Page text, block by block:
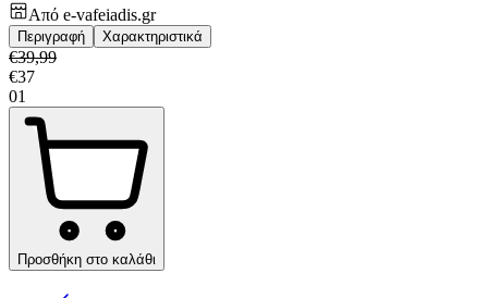
Από e-vafeiadis.gr
Περιγραφή Χαρακτηριστικά
€39,99
€37
01
Προσθήκη στο καλάθι